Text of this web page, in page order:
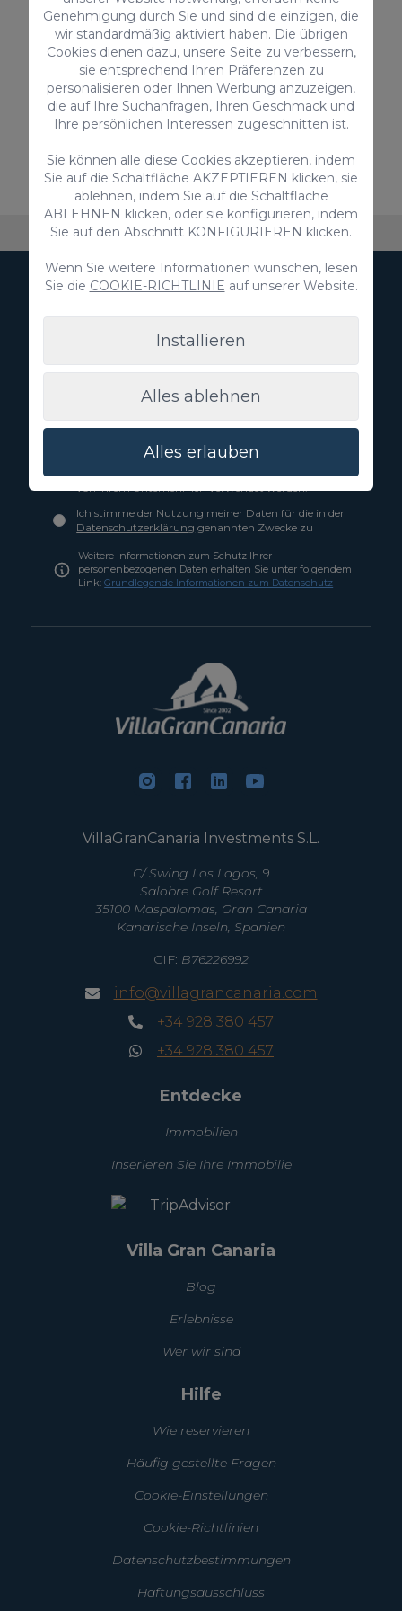
für 2 Personen am Strand von Las Canteras,
ausgestattet mit einer wunderschönen Terrasse
mit atemberaubendem Meerblick.
2 1 1
45m2
95,00 €/ Nacht
Über VillaGranCanaria Unterkünfte FAQ
Newsletter abonnieren
Anmelden
Ich bin damit einverstanden, dass meine
Ich stimme der Nutzung meiner Daten für die in der
Datenschutzerklärung genannten Zwecke zu
Weitere Informationen zum Schutz Ihrer
personenbezogenen Daten erhalten Sie unter folgendem
Link:Grundlegende Informationen zum Datenschutz
VillaGranCanaria Investments S.L.
C/ Swing Los Lagos, 9
Salobre Golf Resort
35100 Maspalomas, Gran Canaria
Kanarische Inseln, Spanien
CIF: B76226992
info@villagrancanaria.com
+34 928 380 457
+34 928 380 457
Entdecke
Immobilien
Inserieren Sie Ihre Immobilie
Villa Gran Canaria
Blog
Erlebnisse
Wer wir sind
Hilfe
Wie reservieren
Häufig gestellte Fragen
Cookie-Einstellungen
Cookie-Richtlinien
Datenschutzbestimmungen
Haftungsausschluss
Genehmigung durch Sie und sind die einzigen, die
wir standardmäßig aktiviert haben. Die übrigen
Cookies dienen dazu, unsere Seite zu verbessern,
sie entsprechend Ihren Präferenzen zu
personalisieren oder Ihnen Werbung anzuzeigen,
die auf Ihre Suchanfragen, Ihren Geschmack und
Ihre persönlichen Interessen zugeschnitten ist.
Sie können alle diese Cookies akzeptieren, indem
Sie auf die Schaltfläche AKZEPTIEREN klicken, sie
ablehnen, indem Sie auf die Schaltfläche
ABLEHNEN klicken, oder sie konfigurieren, indem
Sie auf den Abschnitt KONFIGURIEREN klicken.
Wenn Sie weitere Informationen wünschen, lesen
Sie die COOKIE-RICHTLINIE auf unserer Website.
Installieren
Alles ablehnen
Alles erlauben